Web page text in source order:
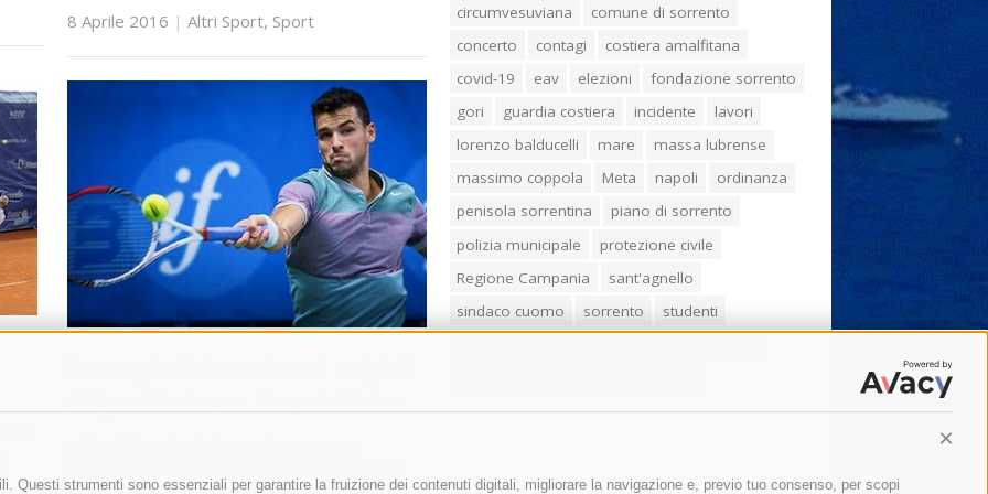
Questi strumenti sono essenziali per garantire la fruizione dei contenuti digitali, migliorare la navigazione e, previo tuo consenso, per scopi
8 Aprile 2016 | Altri Sport, Sport
il
Grigor Dimitrov -GuardaVideo-
circumvesuviana
comune di sorrento
concerto
contagi
costiera amalfitana
covid-19
eav elezioni
fondazione sorrento
gori
guardia costiera incidente
lavori
lorenzo balducelli
mare
massa lubrense
massimo coppola
Meta napoli
ordinanza
penisola sorrentina
piano di sorrento
polizia municipale
protezione civile
Regione Campania
sant'agnello
sindaco cuomo
sorrento
studenti